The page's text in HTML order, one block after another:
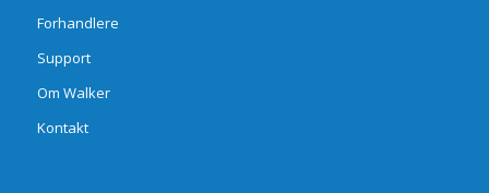
Forhandlere
Support
Om Walker
Kontakt